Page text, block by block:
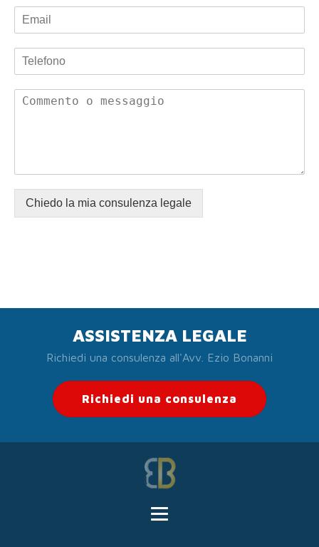
Chiedo la mia consulenza legale
ASSISTENZA LEGALE
Richiedi una consulenza all'Avv. Ezio Bonanni
Richiedi una consulenza